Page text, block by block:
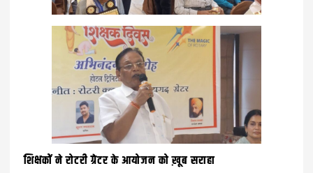
शिक्षकों ने रोटरी ग्रेटर के आयोजन को ख़ूब सराहा